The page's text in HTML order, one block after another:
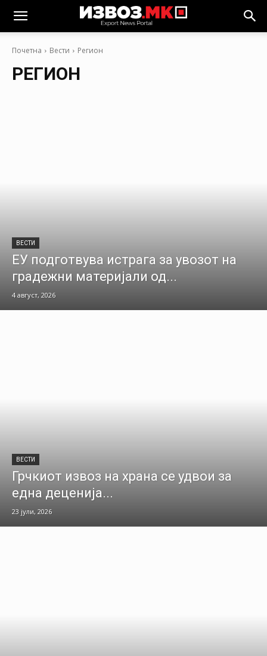
Почетна Вести Регион
РЕГИОН
ВЕСТИ
ЕУ подготвува истрага за увозот на
градежни материјали од...
4 август, 2026
ВЕСТИ
Грчкиот извоз на храна се удвои за
една деценија...
23 јули, 2026